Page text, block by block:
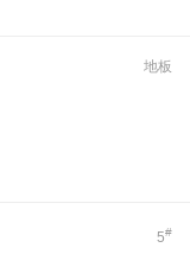
地板
5#